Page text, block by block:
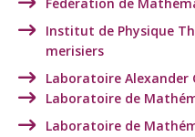
Institut de Physique
merisiers
Laboratoire Alexander
Laboratoire de
Laboratoire de